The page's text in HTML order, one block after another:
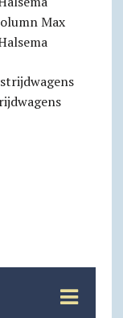
Max